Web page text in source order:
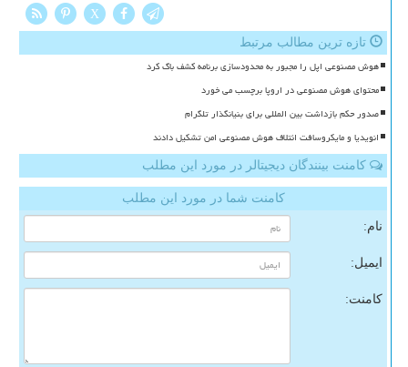
X
تازه ترین مطالب مرتبط
هوش مصنوعی اپل را مجبور به محدودسازی برنامه کشف باگ کرد
محتوای هوش مصنوعی در اروپا برچسب می خورد
صدور حکم بازداشت بین المللی برای بنیانگذار تلگرام
انویدیا و مایکروسافت ائتلاف هوش مصنوعی امن تشکیل دادند
کامنت بینندگان دیجیتالر در مورد این مطلب
کامنت شما در مورد این مطلب
نام:
ایمیل:
کامنت: